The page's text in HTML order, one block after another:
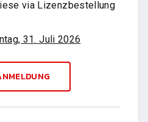
via Lizenzbestellung
31. Juli 2026